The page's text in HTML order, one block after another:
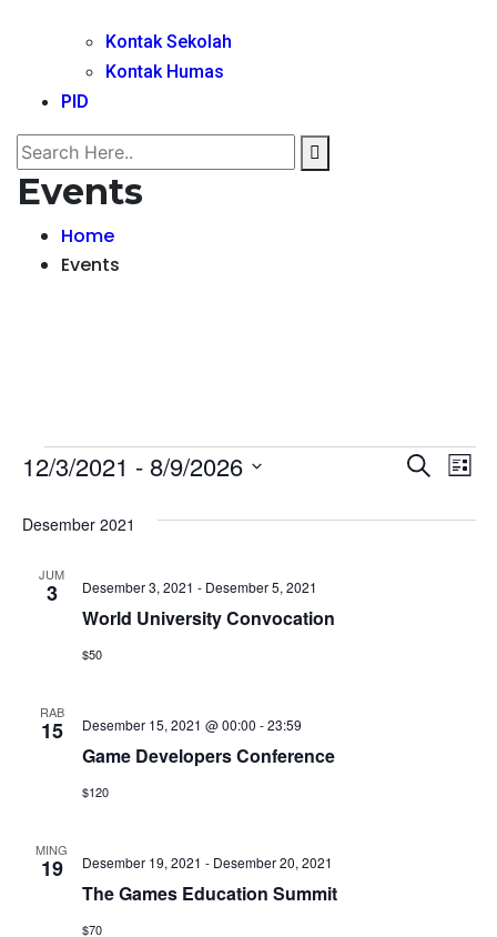
Kontak Sekolah
Kontak Humas
PID
Events
Home
Events
Events Search
List
12/3/2021 - 8/9/2026
date.
Desember 2021
JUM
3
World University Convocation
Desember 3, 2021 - Desember 5, 2021
$50
RAB
15
Game Developers Conference
Desember 15, 2021 @ 00:00 -23:59
$120
MING
19
The Games Education Summit
Desember 19, 2021 - Desember 20, 2021
$70